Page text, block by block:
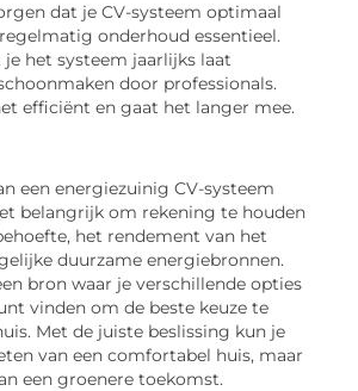
dat je CV-systeem optimaal
onderhoud essentieel.
het systeem jaarlijks laat
door professionals.
efficiënt en gaat het langer mee.
een energiezuinig CV-systeem
belangrijk om rekening te houden
het rendement van het
duurzame energiebronnen.
bron waar je verschillende opties
vinden om de beste keuze te
Met de juiste beslissing kun je
van een comfortabel huis, maar
een groenere toekomst.